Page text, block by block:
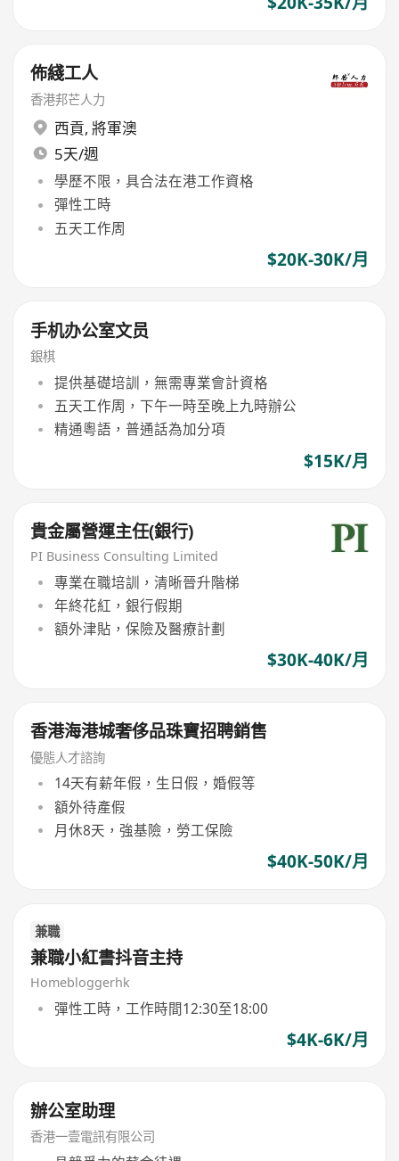
佈綫工人
香港邦芒人力
西貢, 將軍澳
5天/週
學歷不限，具合法在港工作資格
彈性工時
五天工作周
$20K-30K/月
手机办公室文员
銀棋
提供基礎培訓，無需專業會計資格
五天工作周，下午一時至晚上九時辦公
精通粵語，普通話為加分項
$15K/月
貴金屬營運主任(銀行)
PI Business Consulting Limited
專業在職培訓，清晰晉升階梯
年終花紅，銀行假期
額外津貼，保險及醫療計劃
$30K-40K/月
香港海港城奢侈品珠寶招聘銷售
優態人才諮詢
14天有薪年假，生日假，婚假等
額外待產假
月休8天，強基險，勞工保險
$40K-50K/月
兼職
兼職小紅書抖音主持
Homebloggerhk
彈性工時，工作時間12:30至18:00
$4K-6K/月
辦公室助理
香港一壹電訊有限公司